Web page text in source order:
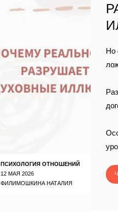
ПСИХОЛОГИЯ ОТНОШЕНИЙ
12 МАЯ 2026
ФИЛИМОШКИНА НАТАЛИЯ
Но